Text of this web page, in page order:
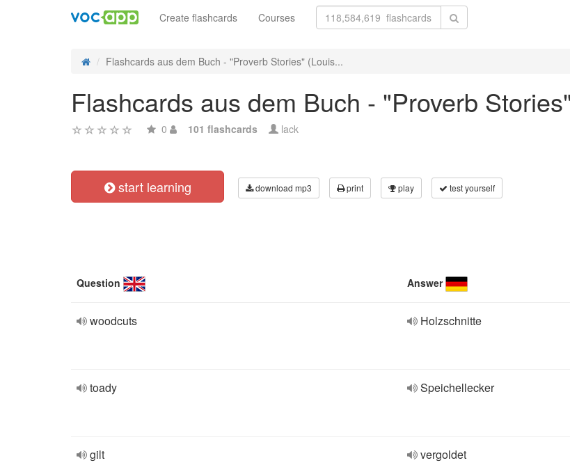
Create flashcards Courses
Flashcards aus dem Buch - "Proverb Stories" (Louis...
Flashcards aus dem Buch - "Proverb
0 101 flashcards lack
start learning download mp3 print play test yourself
Question Answer
woodcuts Holzschnitte
toady Speichellecker
gilt vergoldet